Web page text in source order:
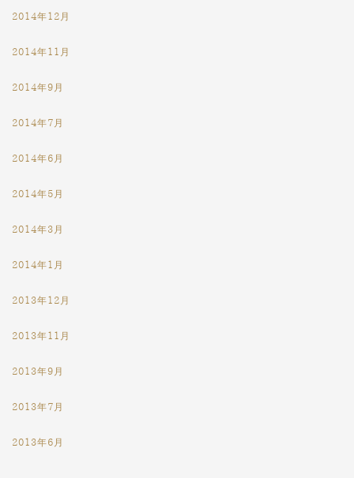
2014年12月
2014年11月
2014年9月
2014年7月
2014年6月
2014年5月
2014年3月
2014年1月
2013年12月
2013年11月
2013年9月
2013年7月
2013年6月